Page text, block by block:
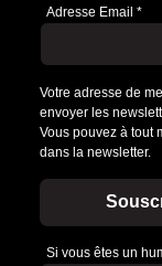
Adresse Email *
Votre adresse de
envoyer les
Vous pouvez à tout
dans la newsletter.
Si vous êtes un